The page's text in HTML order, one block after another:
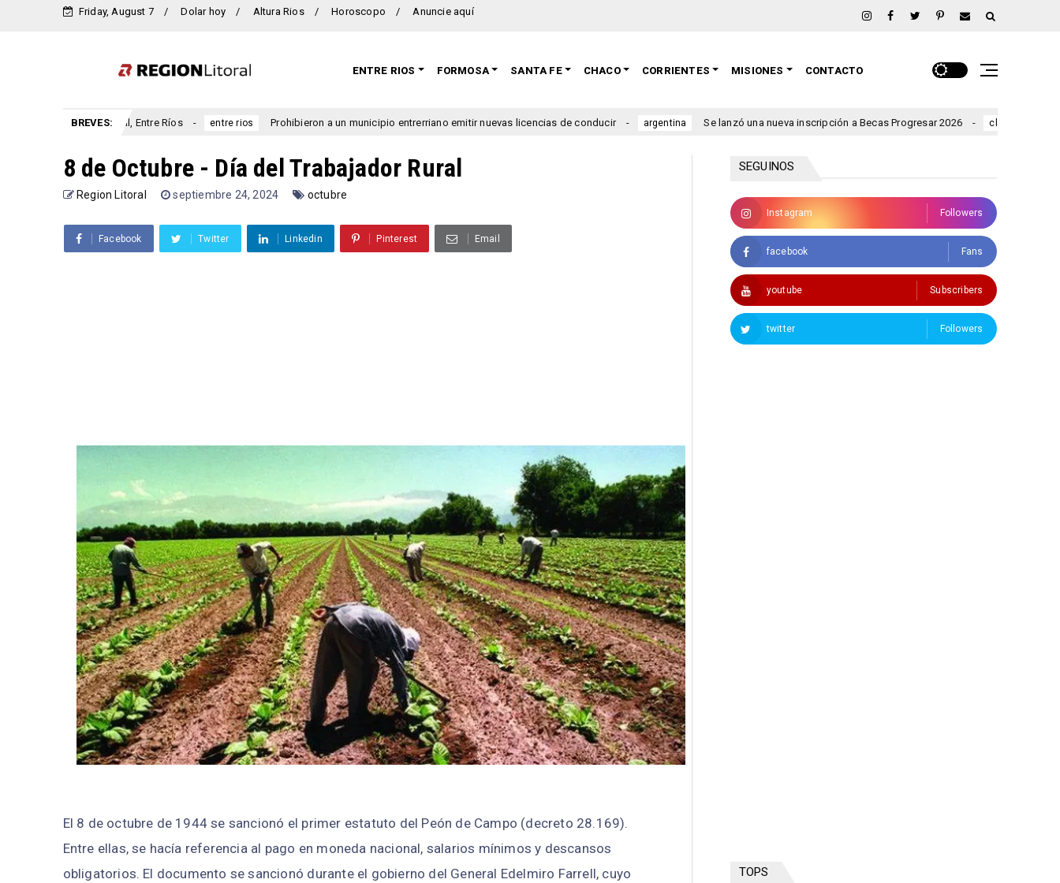
Friday, August 7 Dolar hoy Altura Rios Horoscopo Anuncie aquí
ENTRE RIOS FORMOSA SANTA FE CHACO CORRIENTES MISIONES CONTACTO
BREVES:
San Marcial, Entre Ríos entre rios Prohibieron a un municipio entrerriano emitir nuevas licencias de conducir argentina Se lanzó una nueva inscripción a Becas Progresar 2026 clima Rigen alertas
8 de Octubre - Día del Trabajador Rural
Region Litoral septiembre 24, 2024 octubre
Facebook Twitter Linkedin Pinterest Email
El 8 de octubre de 1944 se sancionó el primer estatuto del Peón de Campo (decreto 28.169).
Entre ellas, se hacía referencia al pago en moneda nacional, salarios mínimos y descansos
obligatorios. El documento se sancionó durante el gobierno del General Edelmiro Farrell, cuyo
SEGUINOS
Instagram Followers
facebook Fans
youtube Subscribers
twitter Followers
TOPS